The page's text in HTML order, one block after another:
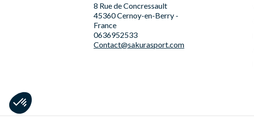
8 Rue de Concressault
45360 Cernoy-en-Berry -
France
0636952533
Contact@sakurasport.com